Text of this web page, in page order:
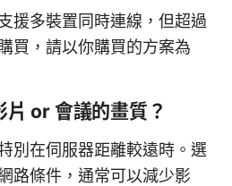
援多裝置同時連線，但超過
買，請以你購買的方案為
or 會議的畫質？
別在伺服器距離較遠時。選
路條件，通常可以減少影